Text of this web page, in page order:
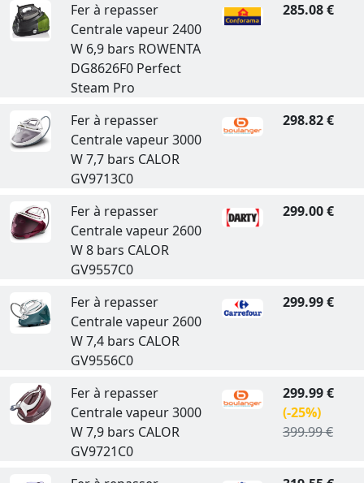
Fer à repasser
Centrale vapeur 2400
W 6,9 bars ROWENTA
DG8626F0 Perfect
Steam Pro
285.08 €
Fer à repasser
Centrale vapeur 3000
W 7,7 bars CALOR
GV9713C0
298.82 €
Fer à repasser
Centrale vapeur 2600
W 8 bars CALOR
GV9557C0
299.00 €
Fer à repasser
Centrale vapeur 2600
W 7,4 bars CALOR
GV9556C0
299.99 €
Fer à repasser
Centrale vapeur 3000
W 7,9 bars CALOR
GV9721C0
299.99 €
(-25%)
399.99 €